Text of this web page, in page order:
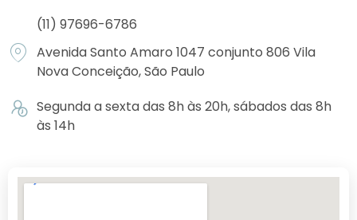
(11) 97696-6786
Avenida Santo Amaro 1047 conjunto 806 Vila
Nova Conceição, São Paulo
Segunda a sexta das 8h às 20h, sábados das 8h
às 14h